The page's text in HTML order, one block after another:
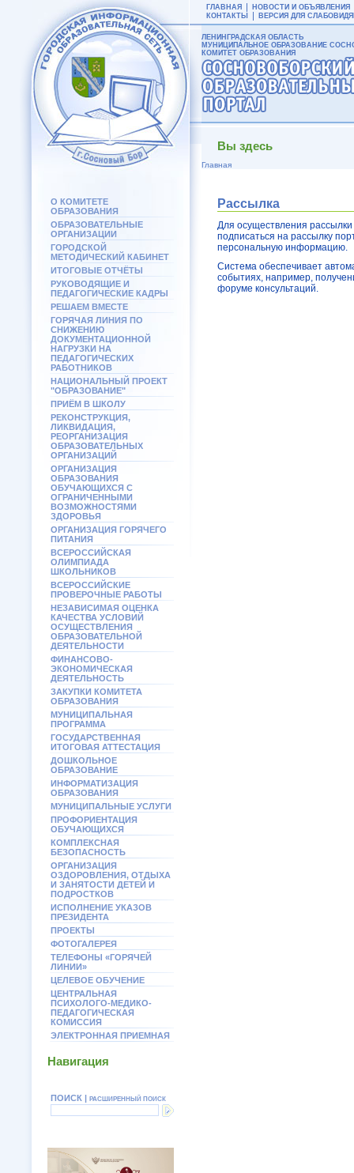
О КОМИТЕТЕ
ОБРАЗОВАНИЯ
ОБРАЗОВАТЕЛЬНЫЕ
ОРГАНИЗАЦИИ
ГОРОДСКОЙ
МЕТОДИЧЕСКИЙ КАБИНЕТ
ИТОГОВЫЕ ОТЧЁТЫ
РУКОВОДЯЩИЕ И
ПЕДАГОГИЧЕСКИЕ КАДРЫ
РЕШАЕМ ВМЕСТЕ
ГОРЯЧАЯ ЛИНИЯ ПО
СНИЖЕНИЮ
ДОКУМЕНТАЦИОННОЙ
НАГРУЗКИ НА
ПЕДАГОГИЧЕСКИХ
РАБОТНИКОВ
НАЦИОНАЛЬНЫЙ ПРОЕКТ
"ОБРАЗОВАНИЕ"
ПРИЁМ В ШКОЛУ
РЕКОНСТРУКЦИЯ,
ЛИКВИДАЦИЯ,
РЕОРГАНИЗАЦИЯ
ОБРАЗОВАТЕЛЬНЫХ
ОРГАНИЗАЦИЙ
ОРГАНИЗАЦИЯ
ОБРАЗОВАНИЯ
ОБУЧАЮЩИХСЯ С
ОГРАНИЧЕННЫМИ
ВОЗМОЖНОСТЯМИ
ЗДОРОВЬЯ
ОРГАНИЗАЦИЯ ГОРЯЧЕГО
ПИТАНИЯ
ВСЕРОССИЙСКАЯ
ОЛИМПИАДА
ШКОЛЬНИКОВ
ВСЕРОССИЙСКИЕ
ПРОВЕРОЧНЫЕ РАБОТЫ
НЕЗАВИСИМАЯ ОЦЕНКА
КАЧЕСТВА УСЛОВИЙ
ОСУЩЕСТВЛЕНИЯ
ОБРАЗОВАТЕЛЬНОЙ
ДЕЯТЕЛЬНОСТИ
ФИНАНСОВО-
ЭКОНОМИЧЕСКАЯ
ДЕЯТЕЛЬНОСТЬ
ЗАКУПКИ КОМИТЕТА
ОБРАЗОВАНИЯ
МУНИЦИПАЛЬНАЯ
ПРОГРАММА
ГОСУДАРСТВЕННАЯ
ИТОГОВАЯ АТТЕСТАЦИЯ
ДОШКОЛЬНОЕ
ОБРАЗОВАНИЕ
ИНФОРМАТИЗАЦИЯ
ОБРАЗОВАНИЯ
МУНИЦИПАЛЬНЫЕ УСЛУГИ
ПРОФОРИЕНТАЦИЯ
ОБУЧАЮЩИХСЯ
КОМПЛЕКСНАЯ
БЕЗОПАСНОСТЬ
ОРГАНИЗАЦИЯ
ОЗДОРОВЛЕНИЯ, ОТДЫХА
И ЗАНЯТОСТИ ДЕТЕЙ И
ПОДРОСТКОВ
ИСПОЛНЕНИЕ УКАЗОВ
ПРЕЗИДЕНТА
ПРОЕКТЫ
ФОТОГАЛЕРЕЯ
ТЕЛЕФОНЫ «ГОРЯЧЕЙ
ЛИНИИ»
ЦЕЛЕВОЕ ОБУЧЕНИЕ
ЦЕНТРАЛЬНАЯ
ПСИХОЛОГО-МЕДИКО-
ПЕДАГОГИЧЕСКАЯ
КОМИССИЯ
ЭЛЕКТРОННАЯ ПРИЕМНАЯ
Навигация
ПОИСК | РАСШИРЕННЫЙ ПОИСК
ГЛАВНАЯ
НОВОСТИ И ОБЪЯВЛЕНИЯ
КОНТАКТЫ
ВЕРСИЯ ДЛЯ
ЛЕНИНГРАДСКАЯ ОБЛАСТЬ
МУНИЦИПАЛЬНОЕ ОБРАЗОВАНИЕ
КОМИТЕТ ОБРАЗОВАНИЯ
Вы здесь
Главная
Рассылка
Для осуществления
подписаться на рассылку
персональную информацию.
Система обеспечивает
событиях, например,
форуме консультаций.